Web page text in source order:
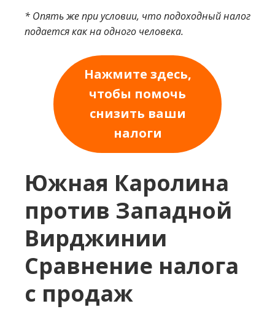
* Опять же при условии, что подоходный налог
подается как на одного человека.
Нажмите здесь,
чтобы помочь
снизить ваши
налоги
Южная Каролина
против Западной
Вирджинии
Сравнение налога
с продаж